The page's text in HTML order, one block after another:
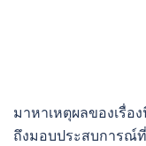
มาหาเหตุผลของเรื่อ
ถึงมอบประสบการณ์